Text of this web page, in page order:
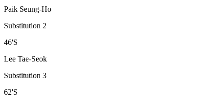
Paik Seung-Ho
Substitution 2
46'S
Lee Tae-Seok
Substitution 3
62'S